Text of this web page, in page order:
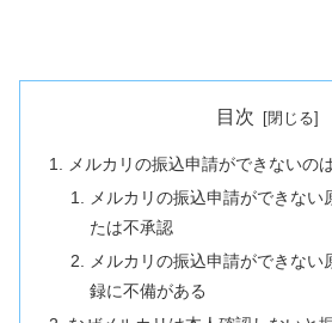
目次
メルカリの振込申請ができないの
メルカリの振込申請ができな
たは不承認
メルカリの振込申請ができな
録に不備がある